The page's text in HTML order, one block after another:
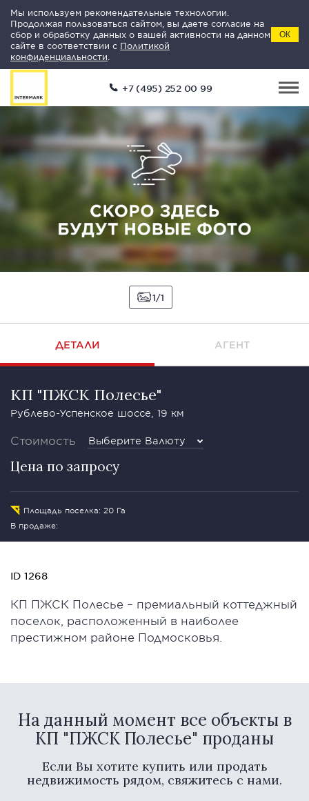
Мы используем рекомендательные технологии.
Продолжая пользоваться сайтом, вы даете согласие на
сбор и обработку данных о вашей активности на данном
сайте в соответствии с Политикой
конфиденциальности
ОК
+7 (495) 252 00 99
1 1
ДЕТАЛИ АГЕНТ
КП "ПЖСК Полесье"
Рублево-Успенское шоссе, 19 км
Стоимость Выберите Валюту
Цена по запросу
Площадь поселка: 20 Га
В продаже:
ID 1268
КП ПЖСК Полесье – премиальный коттеджный
поселок, расположенный в наиболее
престижном районе Подмосковья.
На данный момент все объекты в
КП "ПЖСК Полесье" проданы
Если Вы хотите купить или продать
недвижимость рядом, свяжитесь с нами.